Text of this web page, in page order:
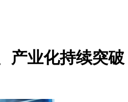
产业化持续突破